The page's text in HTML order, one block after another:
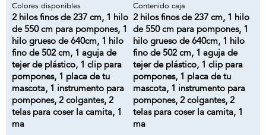
Colores disponibles
2 hilos finos de 237 cm, 1 hilo
de 550 cm para pompones, 1
hilo grueso de 640cm, 1 hilo
fino de 502 cm, 1 aguja de
tejer de plástico, 1 clip para
pompones, 1 placa de tu
mascota, 1 instrumento para
pompones, 2 colgantes, 2
telas para coser la camita, 1
ma
Contenido caja
2 hilos finos de 237 cm, 1 hilo
de 550 cm para pompones, 1
hilo grueso de 640cm, 1 hilo
fino de 502 cm, 1 aguja de
tejer de plástico, 1 clip para
pompones, 1 placa de tu
mascota, 1 instrumento para
pompones, 2 colgantes, 2
telas para coser la camita, 1
ma